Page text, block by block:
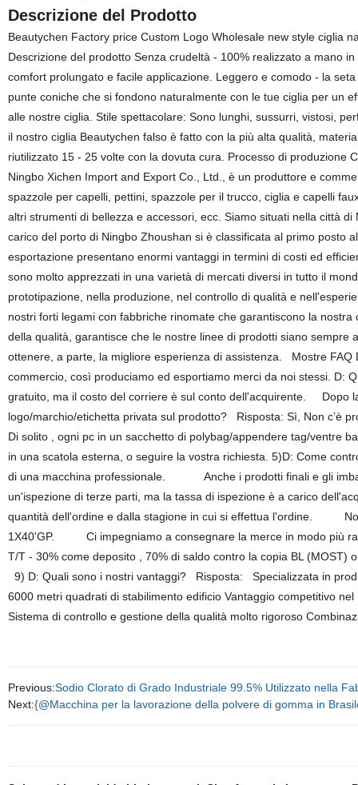
Descrizione del Prodotto
Beautychen Factory price Custom Logo Wholesale new style ciglia
Descrizione del prodotto Senza crudeltà - 100% realizzato a mano
comfort prolungato e facile applicazione. Leggero e comodo - la
punte coniche che si fondono naturalmente con le tue ciglia per un
alle nostre ciglia. Stile spettacolare: Sono lunghi, sussurri, vistosi,
il nostro ciglia Beautychen falso è fatto con la più alta qualità,
riutilizzato 15 - 25 volte con la dovuta cura. Processo di
Ningbo Xichen Import and Export Co., Ltd., è un produttore e
spazzole per capelli, pettini, spazzole per il trucco, ciglia e capelli
altri strumenti di bellezza e accessori, ecc. Siamo situati nella città
carico del porto di Ningbo Zhoushan si è classificata al primo posto
esportazione presentano enormi vantaggi in termini di costi ed
sono molto apprezzati in una varietà di mercati diversi in tutto il
prototipazione, nella produzione, nel controllo di qualità e
nostri forti legami con fabbriche rinomate che garantiscono la
della qualità, garantisce che le nostre linee di prodotti siano
ottenere, a parte, la migliore esperienza di assistenza. Mostre
commercio, così produciamo ed esportiamo merci da noi stessi. D:
gratuito, ma il costo del corriere è sul conto dell'acquirente. Dopo
logo/marchio/etichetta privata sul prodotto? Risposta: Sì, Non c’è
Di solito , ogni pc in un sacchetto di polybag/appendere tag/ventre
in una scatola esterna, o seguire la vostra richiesta. 5)D: Come
di una macchina professionale. Anche i prodotti finali e gli
un'ispezione di terze parti, ma la tassa di ispezione è a carico
quantità dell'ordine e dalla stagione in cui si effettua l'ordine.
1X40'GP. Ci impegniamo a consegnare la merce in modo più
T/T - 30% come deposito , 70% di saldo contro la copia BL
9) D: Quali sono i nostri vantaggi? Risposta: Specializzata in
6000 metri quadrati di stabilimento edificio Vantaggio competitivo
Sistema di controllo e gestione della qualità molto rigoroso
Previous:Sodio Clorato di Grado Industriale 99.5% Utilizzato nella
Next:{@Macchina per la lavorazione della polvere di gomma in